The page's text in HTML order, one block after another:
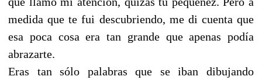
medida que te fui descubriendo, me di cuenta que
esa poca cosa era tan grande que apenas podía
abrazarte.
Eras tan sólo palabras que se iban dibujando